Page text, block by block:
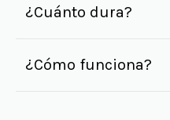
¿Cuánto dura?
¿Cómo funciona?